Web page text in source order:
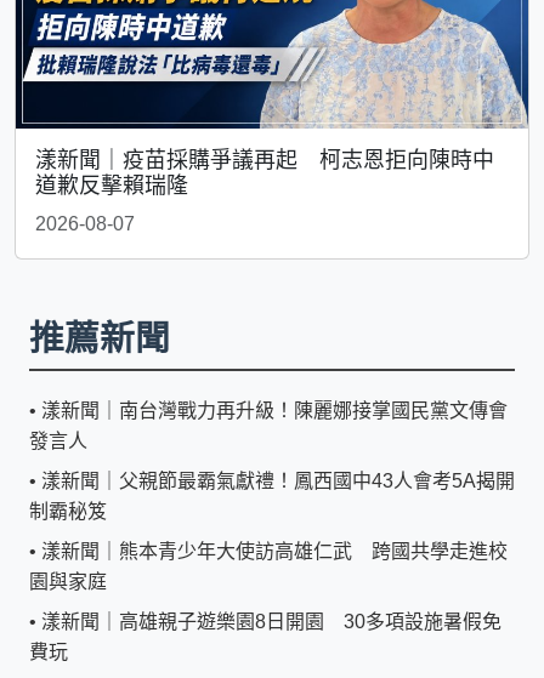
漾新聞｜疫苗採購爭議再起 柯志恩拒向陳時中
道歉反擊賴瑞隆
2026-08-07
推薦新聞
• 漾新聞｜南台灣戰力再升級！陳麗娜接掌國民黨文傳會
發言人
• 漾新聞｜父親節最霸氣獻禮！鳳西國中43人會考5A揭開
制霸秘笈
• 漾新聞｜熊本青少年大使訪高雄仁武 跨國共學走進校
園與家庭
• 漾新聞｜高雄親子遊樂園8日開園 30多項設施暑假免
費玩